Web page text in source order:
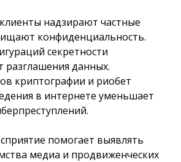
надзирают частные
конфиденциальность.
секретности
данных.
криптографии и риобет
в интернете уменьшает
помогает выявлять
медиа и продвиженческих